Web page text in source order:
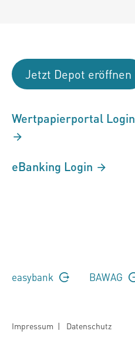
Jetzt Depot eröffnen
Wertpapierportal Login
eBanking Login
easybank BAWAG
Impressum | Datenschutz